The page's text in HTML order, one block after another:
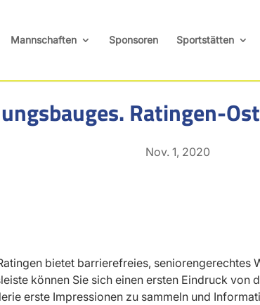
Mannschaften Sponsoren Sportstätten
Ratingen-Ost
Nov. 1, 2020
bietet barrierefreies,
können Sie sich einen ersten Eindruck von
erste Impressionen zu sammeln und